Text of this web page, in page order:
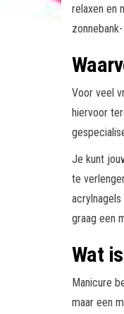
relaxen en
Voor veel
hiervoor
Je kunt
te
graag een
Wat
Manicure
maar een